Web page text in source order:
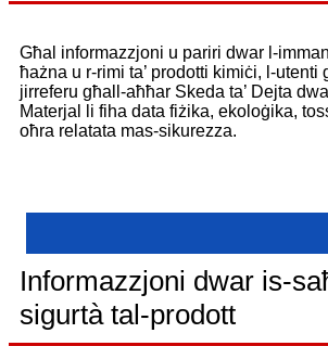
Għal informazzjoni u pariri dwar l-
ħażna u r-rimi ta’ prodotti kimiċi, l-utenti
jirreferu għall-aħħar Skeda ta’ Dejta
Materjal li fiha data fiżika, ekoloġika,
oħra relatata mas-sikurezza.
Informazzjoni dwar is-
sigurtà tal-prodott